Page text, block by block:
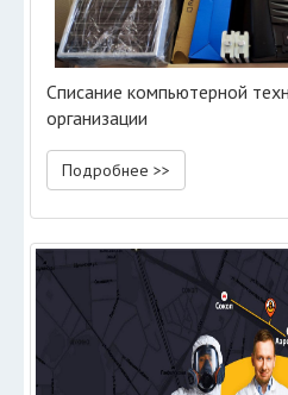
Списание компьютерной
организации
Подробнее >>